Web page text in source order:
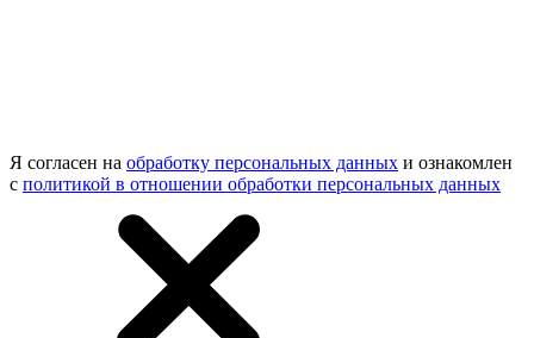
Я согласен на обработку персональных данных и ознакомлен
с политикой в отношении обработки персональных данных